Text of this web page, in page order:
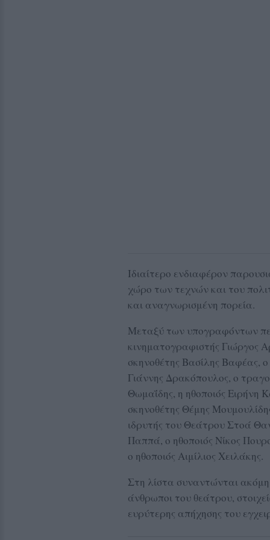
Ιδιαίτερο ενδιαφέρον
χώρο των τεχνών και του
και αναγνωρισμένη πορεία.
Μεταξύ των υπογραφόντων
κινηματογραφιστής Γιώργος
σκηνοθέτης Βασίλης Βαφέας,
Γιάννης Δρακόπουλος, ο
Θωμαΐδης, η ηθοποιός Ειρήνη
σκηνοθέτης Θέμης
ιδρυτής του Θεάτρου Στοά
Παππά, ο ηθοποιός Νίκος
ο ηθοποιός Αιμίλιος Χειλάκης.
Στη λίστα συναντώνται ακόμη
άνθρωποι του θεάτρου,
ευρύτερης απήχησης του